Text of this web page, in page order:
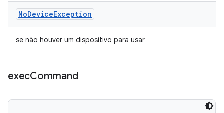
NoDeviceException
se não houver um dispositivo para usar
execCommand